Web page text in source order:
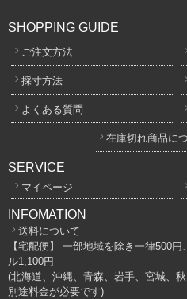
SHOPPING GUIDE
ご注文方法
採寸方法
よくある質問
在庫切れ商品に
SERVICE
マイページ
INFOMATION
送料について
【宅配便】 一部地域を除き一律500
ル1,100円
(北海道、沖縄、青森、岩手、宮城、
別途料金が必要です)